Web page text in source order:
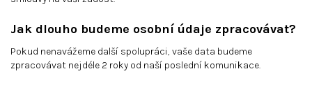
Jak dlouho budeme osobní údaje zpracovávat?
Pokud nenavážeme další spolupráci, vaše data budeme
zpracovávat nejdéle 2 roky od naší poslední komunikace.